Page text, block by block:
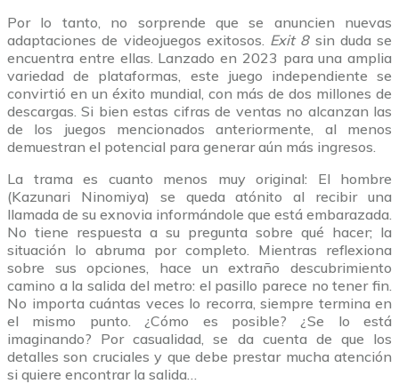
Por lo tanto, no sorprende que se anuncien nuevas
adaptaciones de videojuegos exitosos. Exit 8sin duda se
encuentra entre ellas. Lanzado en 2023 para una amplia
variedad de plataformas, este juego independiente se
convirtió en un éxito mundial, con más de dos millones de
descargas. Si bien estas cifras de ventas no alcanzan las
de los juegos mencionados anteriormente, al menos
demuestran el potencial para generar aún más ingresos.
La trama es cuanto menos muy original: El hombre
(Kazunari Ninomiya) se queda atónito al recibir una
llamada de su exnovia informándole que está embarazada.
No tiene respuesta a su pregunta sobre qué hacer; la
situación lo abruma por completo. Mientras reflexiona
sobre sus opciones, hace un extraño descubrimiento
camino a la salida del metro: el pasillo parece no tener fin.
No importa cuántas veces lo recorra, siempre termina en
el mismo punto. ¿Cómo es posible? ¿Se lo está
imaginando? Por casualidad, se da cuenta de que los
detalles son cruciales y que debe prestar mucha atención
si quiere encontrar la salida…